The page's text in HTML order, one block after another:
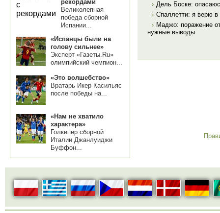
рекордами
Великолепная
победа сборной
Испании...
«Испанцы были на
голову сильнее»
Эксперт «Газеты.Ru»
олимпийский чемпион...
«Это волшебство»
Вратарь Икер Касильяс
после победы на...
«Нам не хватило
характера»
Голкипер сборной
Италии Джанлуиджи
Буффон...
› Дель Боске:
› Спаллетти: я верю
› Маджо: поражение
нужные выводы